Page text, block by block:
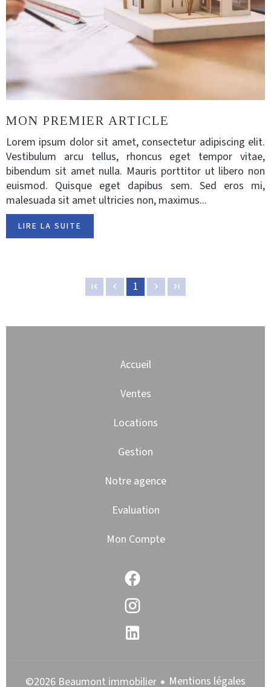
MON PREMIER ARTICLE
Lorem ipsum dolor sit amet, consectetur adipiscing elit.
Vestibulum arcu tellus, rhoncus eget tempor vitae,
bibendum sit amet nulla. Mauris porttitor ut libero non
euismod. Quisque eget dapibus sem. Sed eros mi,
malesuada sit amet ultricies non, maximus...
LIRE LA SUITE
1
Accueil
Ventes
Locations
Gestion
Notre agence
Evaluation
Mon Compte
©2026 Beaumont immobilier Mentions légales